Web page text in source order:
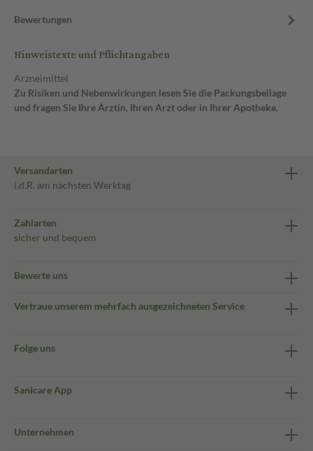
Bewertungen
Hinweistexte und Pflichtangaben
Arzneimittel
Zu Risiken und Nebenwirkungen lesen Sie die Packungsbeilage
und fragen Sie Ihre Ärztin, Ihren Arzt oder in Ihrer Apotheke.
Versandarten
i.d.R. am nächsten Werktag
Zahlarten
sicher und bequem
Bewerte uns
Vertraue unserem mehrfach ausgezeichneten Service
Folge uns
Sanicare App
Unternehmen